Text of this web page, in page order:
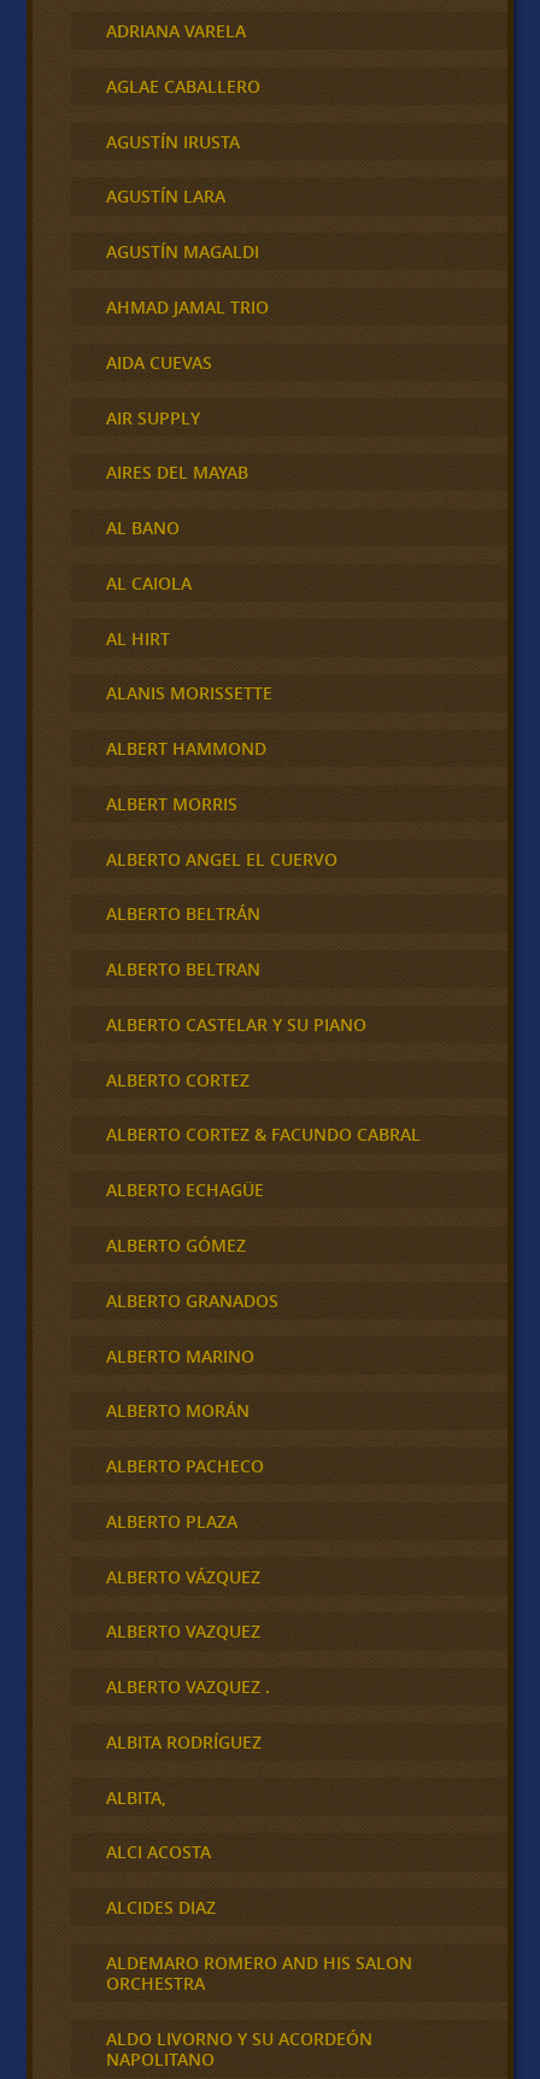
ADRIANA VARELA
AGLAE CABALLERO
AGUSTÍN IRUSTA
AGUSTÍN LARA
AGUSTÍN MAGALDI
AHMAD JAMAL TRIO
AIDA CUEVAS
AIR SUPPLY
AIRES DEL MAYAB
AL BANO
AL CAIOLA
AL HIRT
ALANIS MORISSETTE
ALBERT HAMMOND
ALBERT MORRIS
ALBERTO ANGEL EL CUERVO
ALBERTO BELTRÁN
ALBERTO BELTRAN
ALBERTO CASTELAR Y SU PIANO
ALBERTO CORTEZ
ALBERTO CORTEZ & FACUNDO CABRAL
ALBERTO ECHAGÜE
ALBERTO GÓMEZ
ALBERTO GRANADOS
ALBERTO MARINO
ALBERTO MORÁN
ALBERTO PACHECO
ALBERTO PLAZA
ALBERTO VÁZQUEZ
ALBERTO VAZQUEZ
ALBERTO VAZQUEZ .
ALBITA RODRÍGUEZ
ALBITA,
ALCI ACOSTA
ALCIDES DIAZ
ALDEMARO ROMERO AND HIS SALON
ORCHESTRA
ALDO LIVORNO Y SU ACORDEÓN
NAPOLITANO